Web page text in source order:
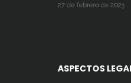
27 de febrero de 2023
ASPECTOS